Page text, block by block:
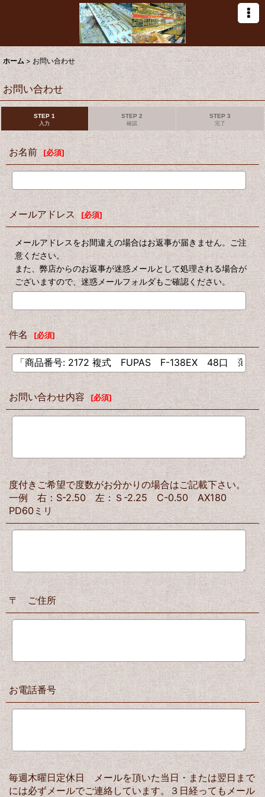
ホーム > お問い合わせ
お問い合わせ
STEP 1
入力
STEP 2
確認
STEP 3
完了
お名前 [必須]
メールアドレス [必須]
メールアドレスをお間違えの場合はお返事が届きません。ご注
意ください。
また、弊店からのお返事が迷惑メールとして処理される場合が
ございますので、迷惑メールフォルダもご確認ください。
件名 [必須]
お問い合わせ内容 [必須]
度付きご希望で度数がお分かりの場合はご記載下さい。
一例 右：S-2.50 左：Ｓ-2.25 C-0.50 AX180
PD60ミリ
〒 ご住所
お電話番号
毎週木曜日定休日 メールを頂いた当日・または翌日まで
には必ずメールでご連絡しています。３日経ってもメール